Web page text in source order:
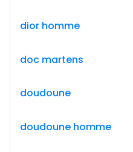
dior homme
doc martens
doudoune
doudoune homme